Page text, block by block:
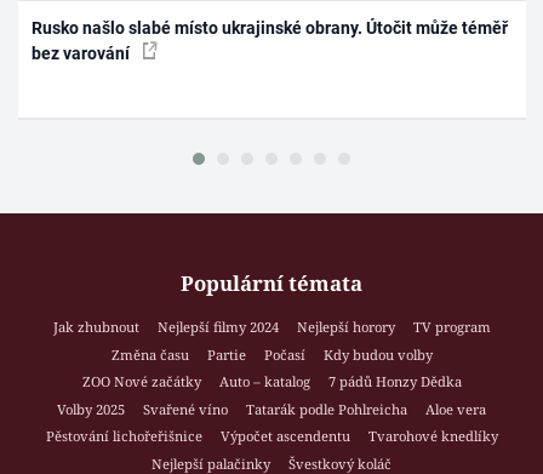
Rusko našlo slabé místo ukrajinské obrany. Útočit může téměř
bez varování
Populární témata
Jak zhubnout Nejlepší filmy 2024 Nejlepší horory
TV program
Změna času
Partie Počasí
Kdy budou volby
ZOO Nové začátky
Auto – katalog
7 pádů Honzy Dědka
Volby 2025
Svařené víno Tatarák podle Pohlreicha
Aloe vera
Pěstování lichořeřišnice
Výpočet ascendentu
Tvarohové knedlíky
Nejlepší palačinky
Švestkový koláč